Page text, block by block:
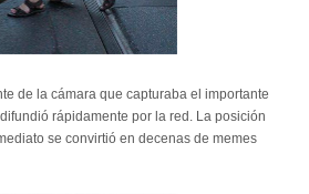
de la cámara que capturaba el importante
rápidamente por la red. La posición
se convirtió en decenas de memes